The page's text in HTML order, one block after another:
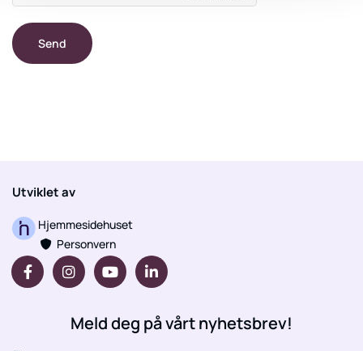
Utviklet av
Hjemmesidehuset
 Personvern
Meld deg på vårt nyhetsbrev!